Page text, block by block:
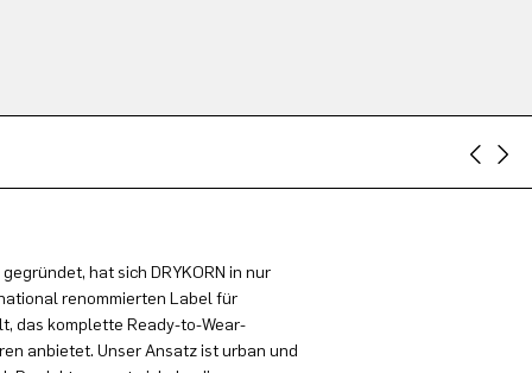
hat sich DRYKORN in nur
renommierten Label für
das komplette Ready-to-Wear-
anbietet. Unser Ansatz ist urban und